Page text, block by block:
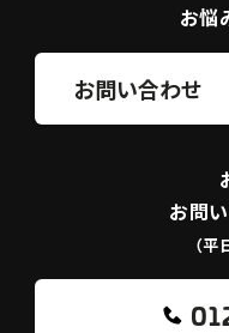
お悩
お問い合わせ
お問
（